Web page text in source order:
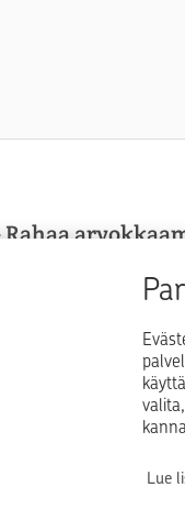
Lue
Rahaa
Pohjolan
tietoa arkeen, elämän